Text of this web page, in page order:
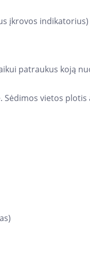
įkrovos indikatorius)
patraukus koją
vietos plotis